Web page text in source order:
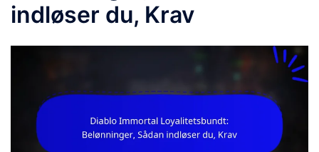
indløser du, Krav